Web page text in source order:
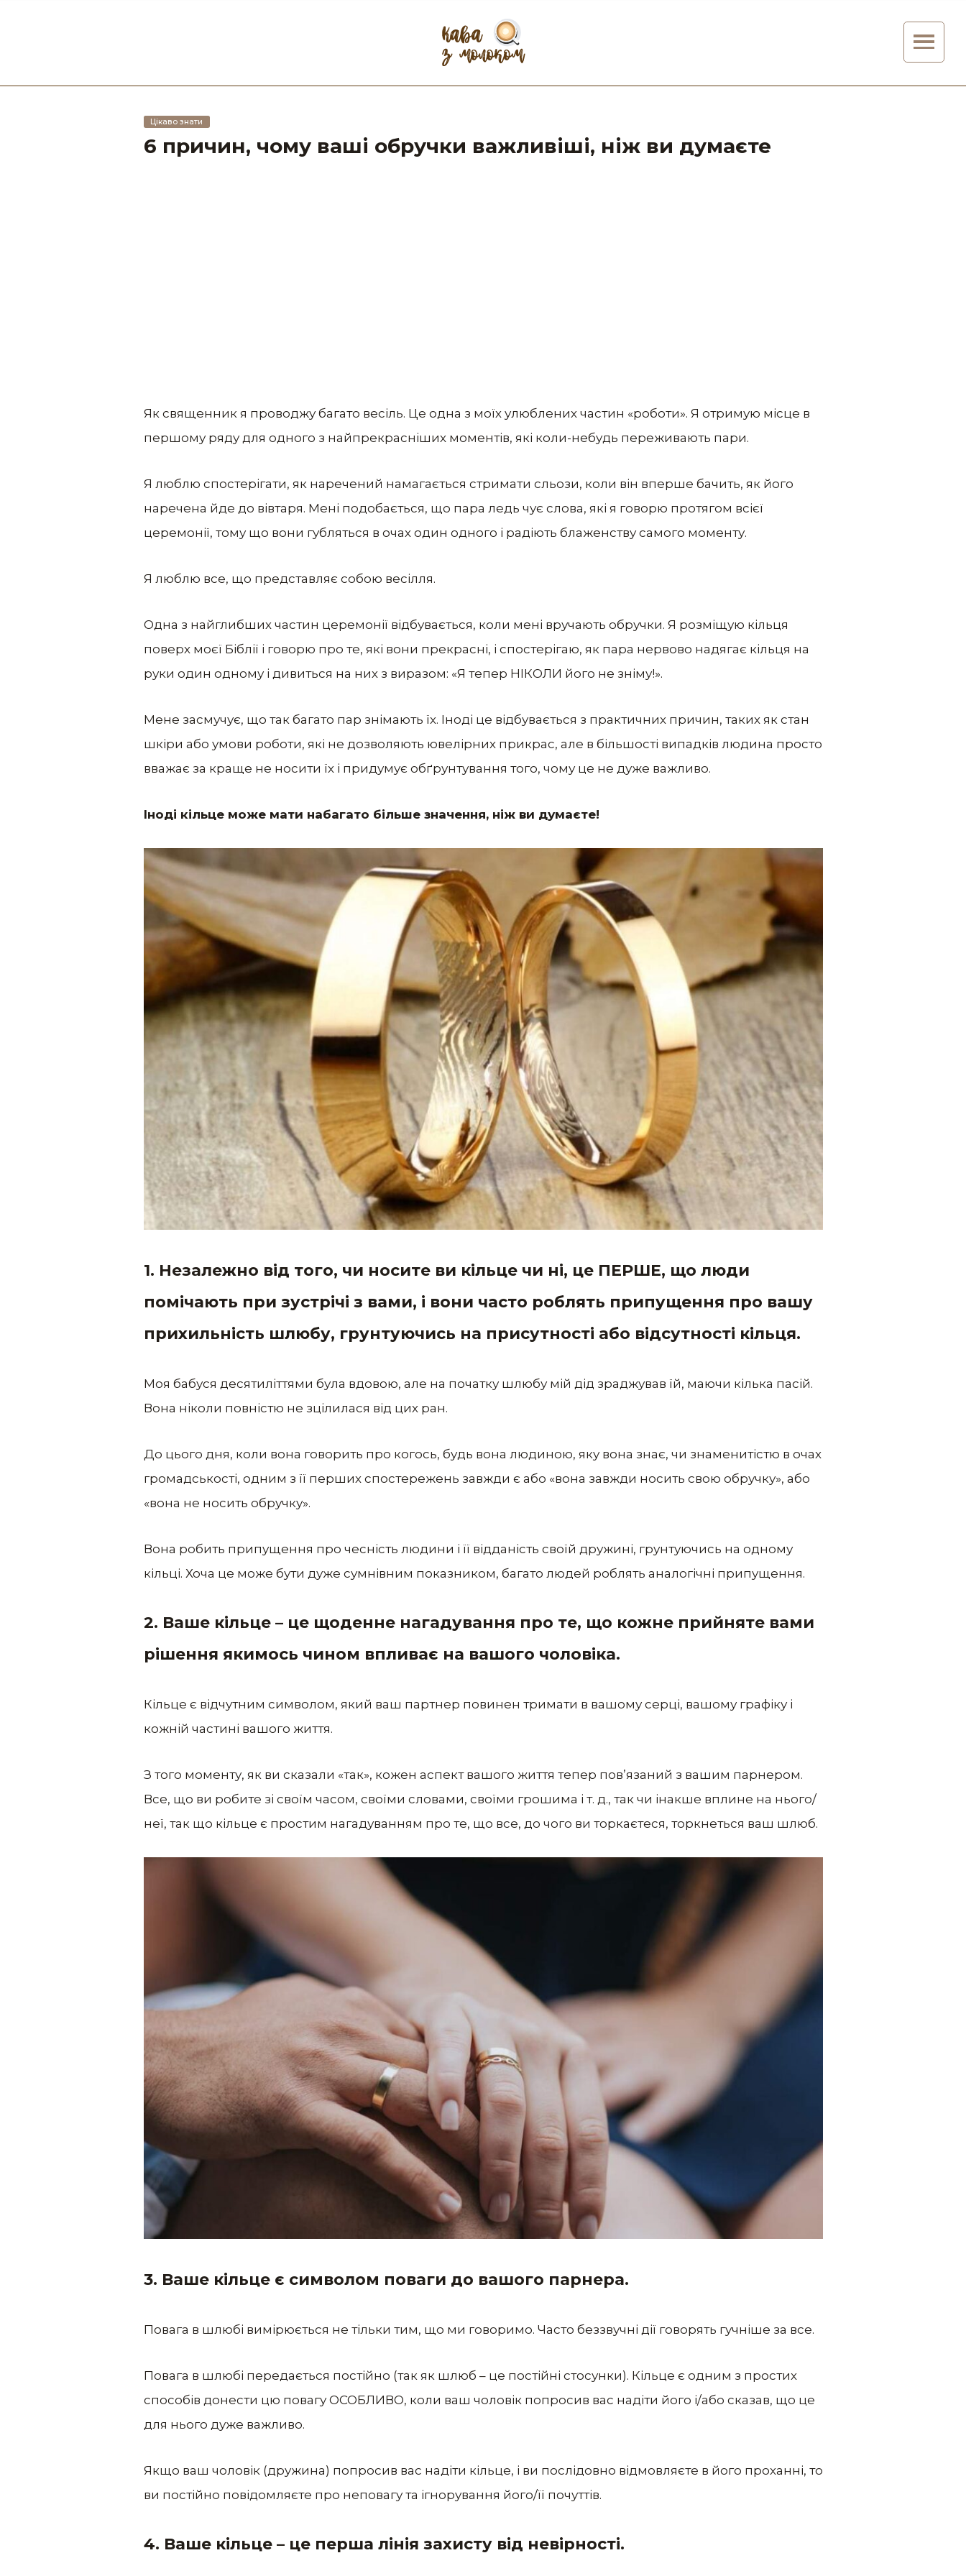
Цікаво знати
6 причин, чому ваші обручки важливіші, ніж ви думаєте
Як священник я проводжу багато весіль. Це одна з моїх улюблених частин «роботи». Я отримую місце в
першому ряду для одного з найпрекрасніших моментів, які коли-небудь переживають пари.
Я люблю спостерігати, як наречений намагається стримати сльози, коли він вперше бачить, як його
наречена йде до вівтаря. Мені подобається, що пара ледь чує слова, які я говорю протягом всієї
церемонії, тому що вони губляться в очах один одного і радіють блаженству самого моменту.
Я люблю все, що представляє собою весілля.
Одна з найглибших частин церемонії відбувається, коли мені вручають обручки. Я розміщую кільця
поверх моєї Біблії і говорю про те, які вони прекрасні, і спостерігаю, як пара нервово надягає кільця на
руки один одному і дивиться на них з виразом: «Я тепер НІКОЛИ його не зніму!».
Мене засмучує, що так багато пар знімають їх. Іноді це відбувається з практичних причин, таких як стан
шкіри або умови роботи, які не дозволяють ювелірних прикрас, але в більшості випадків людина просто
вважає за краще не носити їх і придумує обґрунтування того, чому це не дуже важливо.
Іноді кільце може мати набагато більше значення, ніж ви думаєте!
1. Незалежно від того, чи носите ви кільце чи ні, це ПЕРШЕ, що люди
помічають при зустрічі з вами, і вони часто роблять припущення про вашу
прихильність шлюбу, грунтуючись на присутності або відсутності кільця.
Моя бабуся десятиліттями була вдовою, але на початку шлюбу мій дід зраджував їй, маючи кілька пасій.
Вона ніколи повністю не зцілилася від цих ран.
До цього дня, коли вона говорить про когось, будь вона людиною, яку вона знає, чи знаменитістю в очах
громадськості, одним з її перших спостережень завжди є або «вона завжди носить свою обручку», або
«вона не носить обручку».
Вона робить припущення про чесність людини і її відданість своїй дружині, грунтуючись на одному
кільці. Хоча це може бути дуже сумнівним показником, багато людей роблять аналогічні припущення.
2. Ваше кільце – це щоденне нагадування про те, що кожне прийняте вами
рішення якимось чином впливає на вашого чоловіка.
Кільце є відчутним символом, який ваш партнер повинен тримати в вашому серці, вашому графіку і
кожній частині вашого життя.
З того моменту, як ви сказали «так», кожен аспект вашого життя тепер пов’язаний з вашим парнером.
Все, що ви робите зі своїм часом, своїми словами, своїми грошима і т. д., так чи інакше вплине на нього/
неї, так що кільце є простим нагадуванням про те, що все, до чого ви торкаєтеся, торкнеться ваш шлюб.
3. Ваше кільце є символом поваги до вашого парнера.
Повага в шлюбі вимірюється не тільки тим, що ми говоримо. Часто беззвучні дії говорять гучніше за все.
Повага в шлюбі передається постійно (так як шлюб – це постійні стосунки). Кільце є одним з простих
способів донести цю повагу ОСОБЛИВО, коли ваш чоловік попросив вас надіти його і/або сказав, що це
для нього дуже важливо.
Якщо ваш чоловік (дружина) попросив вас надіти кільце, і ви послідовно відмовляєте в його проханні, то
ви постійно повідомляєте про неповагу та ігнорування його/її почуттів.
4. Ваше кільце – це перша лінія захисту від невірності.